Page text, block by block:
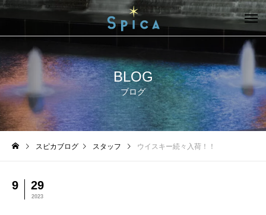
BLOG
ブログ
スピカブログ スタッフ ウイスキー続々入荷！！
9 29
2023